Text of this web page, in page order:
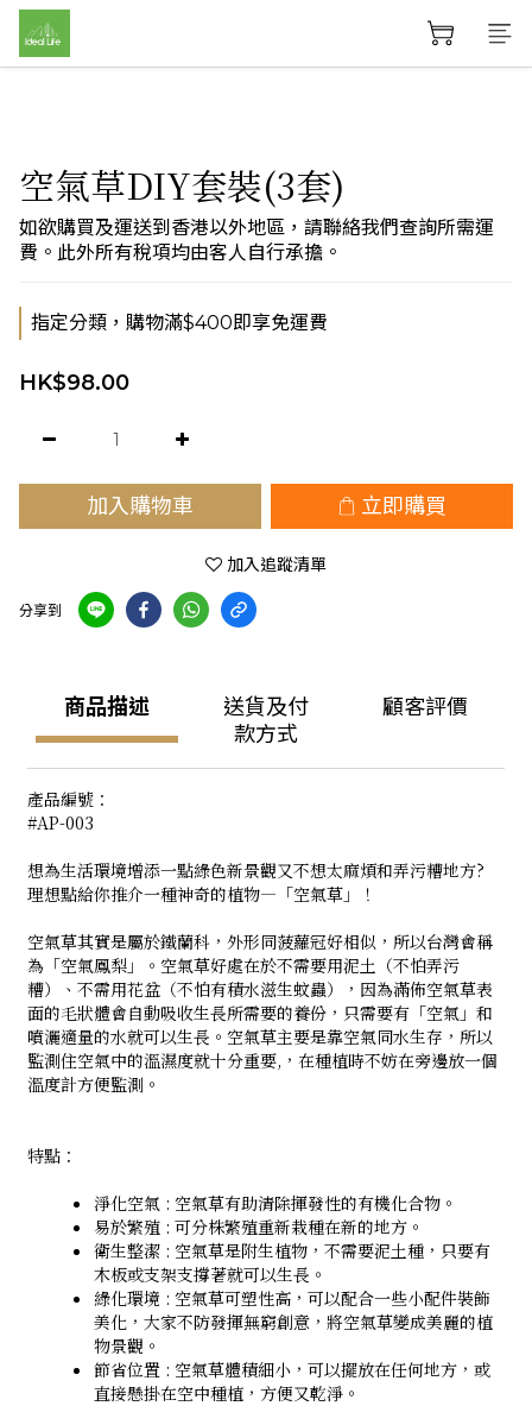
空氣草DIY套裝(3套)
如欲購買及運送到香港以外地區，請聯絡我們查詢所需運
費。此外所有稅項均由客人自行承擔。
指定分類，購物滿$400即享免運費
HK$98.00
加入購物車 立即購買
加入追蹤清單
分享到
商品描述
送貨及付
款方式
顧客評價
產品編號：
#AP-003
想為生活環境增添一點綠色新景觀又不想太麻煩和弄污糟地方?
理想點給你推介一種神奇的植物—「空氣草」！
空氣草其實是屬於鐵蘭科，外形同菠蘿冠好相似，所以台灣會稱
為「空氣鳳梨」。空氣草好處在於不需要用泥土（不怕弄污
糟）、不需用花盆（不怕有積水滋生蚊蟲），因為滿佈空氣草表
面的毛狀體會自動吸收生長所需要的養份，只需要有「空氣」和
噴灑適量的水就可以生長。空氣草主要是靠空氣同水生存，所以
監測住空氣中的溫濕度就十分重要,，在種植時不妨在旁邊放一個
溫度計方便監測。
特點：
淨化空氣 : 空氣草有助清除揮發性的有機化合物。
易於繁殖 : 可分株繁殖重新栽種在新的地方。
衛生整潔 : 空氣草是附生植物，不需要泥土種，只要有
木板或支架支撐著就可以生長。
綠化環境 : 空氣草可塑性高，可以配合一些小配件裝飾
美化，大家不防發揮無窮創意，將空氣草變成美麗的植
物景觀。
節省位置 : 空氣草體積細小，可以擺放在任何地方，或
直接懸掛在空中種植，方便又乾淨。